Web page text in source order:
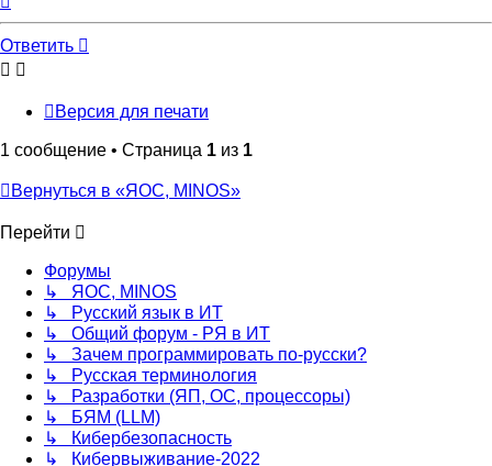
к
началу
Ответить
Версия для печати
1 сообщение • Страница 1 из 1
Вернуться в «ЯОС, MINOS»
Перейти
Форумы
↳ ЯОС, MINOS
↳ Русский язык в ИТ
↳ Общий форум - РЯ в ИТ
↳ Зачем программировать по-русски?
↳ Русская терминология
↳ Разработки (ЯП, ОС, процессоры)
↳ БЯМ (LLM)
↳ Кибербезопасность
↳ Кибервыживание-2022